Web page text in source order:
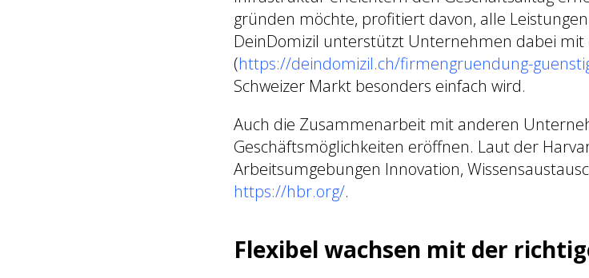
gründen möchte, profitiert davon, alle
DeinDomizil unterstützt Unternehmen dabei
(https://deindomizil.ch/firmengruendung-
Schweizer Markt besonders einfach wird.
Auch die Zusammenarbeit mit anderen
Geschäftsmöglichkeiten eröffnen. Laut der
Arbeitsumgebungen Innovation,
https://hbr.org/.
Flexibel wachsen mit der